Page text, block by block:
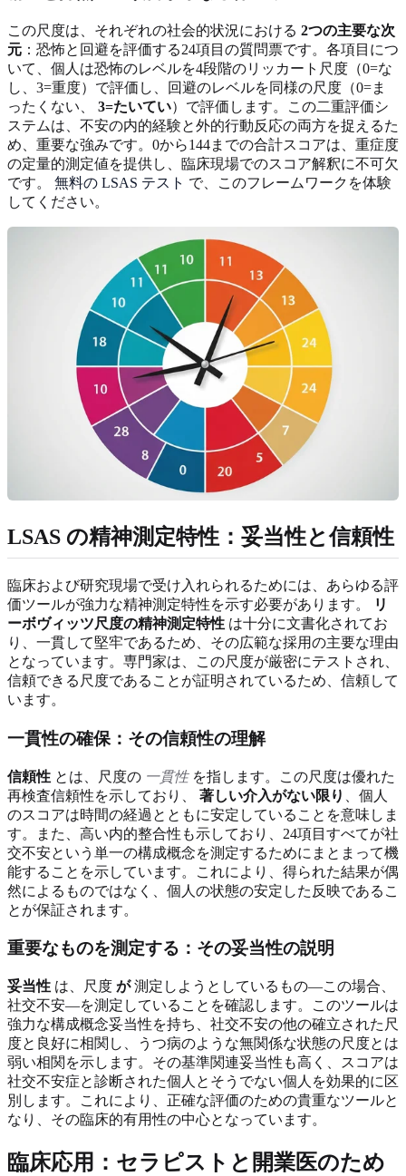
この尺度は、それぞれの社会的状況における 2つの主要な次
元 ：恐怖と回避を評価する24項目の質問票です。各項目につ
いて、個人は恐怖のレベルを4段階のリッカート尺度（0=な
し、3=重度）で評価し、回避のレベルを同様の尺度（0=ま
ったくない、 3=たいてい）で評価します。この二重評価シ
ステムは、不安の内的経験と外的行動反応の両方を捉えるた
め、重要な強みです。0から144までの合計スコアは、重症度
の定量的測定値を提供し、臨床現場でのスコア解釈に不可欠
です。 無料の LSAS テスト で、このフレームワークを体験
してください。
LSAS の精神測定特性：妥当性と信頼性
臨床および研究現場で受け入れられるためには、あらゆる評
価ツールが強力な精神測定特性を示す必要があります。
リ
ーボヴィッツ尺度の精神測定特性 は十分に文書化されてお
り、一貫して堅牢であるため、その広範な採用の主要な理由
となっています。専門家は、この尺度が厳密にテストされ、
信頼できる尺度であることが証明されているため、信頼して
います。
一貫性の確保：その信頼性の理解
信頼性 とは、尺度の 一貫性を指します。この尺度は優れた
再検査信頼性を示しており、 著しい介入がない限り
、個人
のスコアは時間の経過とともに安定していることを意味しま
す。また、高い内的整合性も示しており、24項目すべてが社
交不安という単一の構成概念を測定するためにまとまって機
能することを示しています。これにより、得られた結果が偶
然によるものではなく、個人の状態の安定した反映であるこ
とが保証されます。
重要なものを測定する：その妥当性の説明
妥当性 は、尺度 が測定しようとしているもの—この場合、
社交不安—を測定していることを確認します。このツールは
強力な構成概念妥当性を持ち、社交不安の他の確立された尺
度と良好に相関し、うつ病のような無関係な状態の尺度とは
弱い相関を示します。その基準関連妥当性も高く、スコアは
社交不安症と診断された個人とそうでない個人を効果的に区
別します。これにより、正確な評価のための貴重なツールと
なり、その臨床的有用性の中心となっています。
臨床応用：セラピストと開業医のため